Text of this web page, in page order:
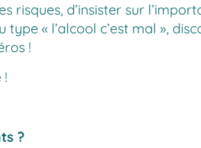
risques, d’insister sur
« l’alcool c’est mal »,
!
!
?